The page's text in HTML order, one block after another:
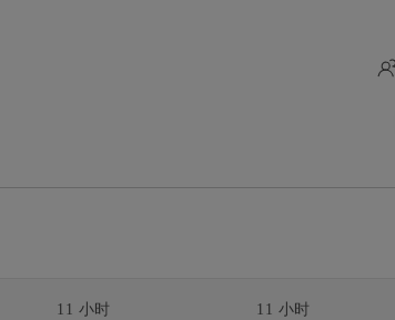
11 小时 11 小时